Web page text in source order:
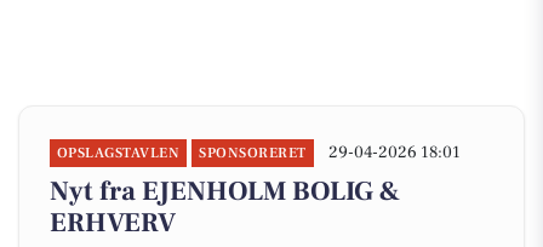
OPSLAGSTAVLEN SPONSORERET 29-04-2026 18:01
Nyt fra EJENHOLM BOLIG &
ERHVERV